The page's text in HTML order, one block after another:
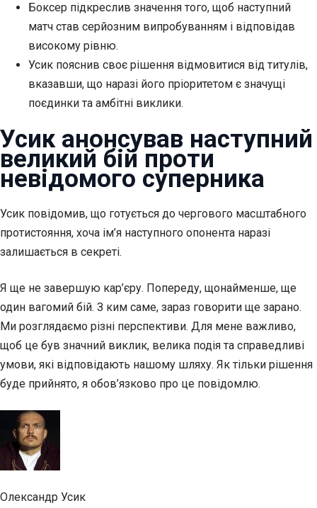
Боксер підкреслив значення того, щоб наступний
матч став серйозним випробуванням і відповідав
високому рівню.
Усик пояснив своє рішення відмовитися від титулів,
вказавши, що наразі його пріоритетом є значущі
поєдинки та амбітні виклики.
Усик анонсував наступний
великий бій проти
невідомого суперника
Усик повідомив, що готується до чергового масштабного
протистояння, хоча ім’я наступного опонента наразі
залишається в секреті.
Я ще не завершую кар’єру. Попереду, щонайменше, ще
один вагомий бій. З ким саме, зараз говорити ще зарано.
Ми розглядаємо різні перспективи. Для мене важливо,
щоб це був значний виклик, велика подія та справедливі
умови, які відповідають нашому шляху. Як тільки рішення
буде прийнято, я обов’язково про це повідомлю.
Олександр Усик